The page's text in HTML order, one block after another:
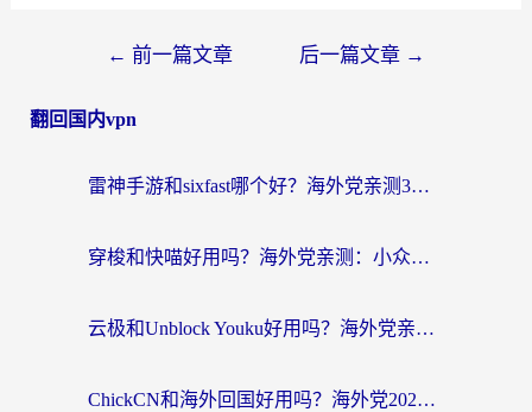
← 前一篇文章 后一篇文章 →
翻回国内vpn
雷神手游和sixfast哪个好？海外党亲测3款回国加速器，教你选对不踩坑
穿梭和快喵好用吗？海外党亲测：小众加速器对比+番茄加速器深度体验
云极和Unblock Youku好用吗？海外党亲测+2026回国加速器避坑指南
ChickCN和海外回国好用吗？海外党2026亲测：从手游到影音，选对加速器的3个关键